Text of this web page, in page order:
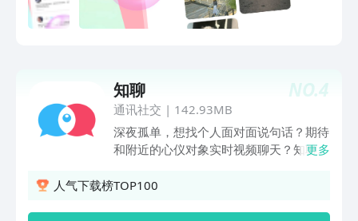
聊，让你遇见甜甜的另一
NO.4
知聊
通讯社交 | 142.93MB
深夜孤单，想找个人面对面说句话？期待
和附近的心仪对象实时视频聊天？知聊，
供更直接、真实的同城交友体验：所有用
更多
人气下载榜TOP100